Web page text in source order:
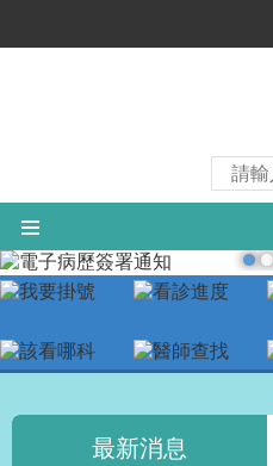
最新消息